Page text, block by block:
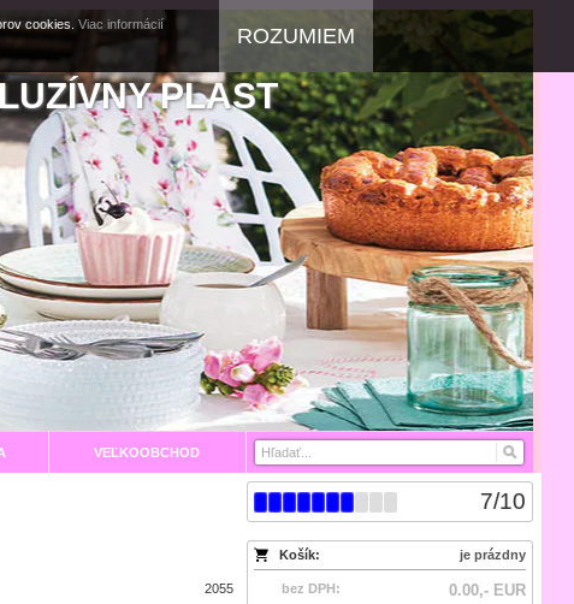
PLAST
VEĽKOOBCHOD
7/10
Košík: je prázdny
bez DPH: 0.00,- EUR
2055
cookies. Viac informácií
ROZUMIEM